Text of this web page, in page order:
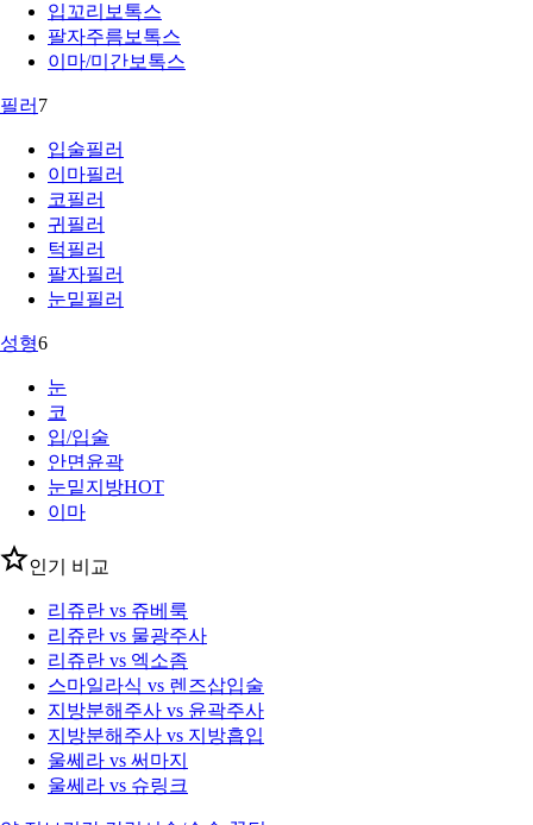
입꼬리보톡스
팔자주름보톡스
이마/미간보톡스
필러 7
입술필러
이마필러
코필러
귀필러
턱필러
팔자필러
눈밑필러
성형6
눈
코
입/입술
안면윤곽
눈밑지방HOT
이마
인기 비교
리쥬란 vs 쥬베룩
리쥬란 vs 물광주사
리쥬란 vs 엑소좀
스마일라식 vs 렌즈삽입술
지방분해주사 vs 윤곽주사
지방분해주사 vs 지방흡입
울쎄라 vs 써마지
울쎄라 vs 슈링크